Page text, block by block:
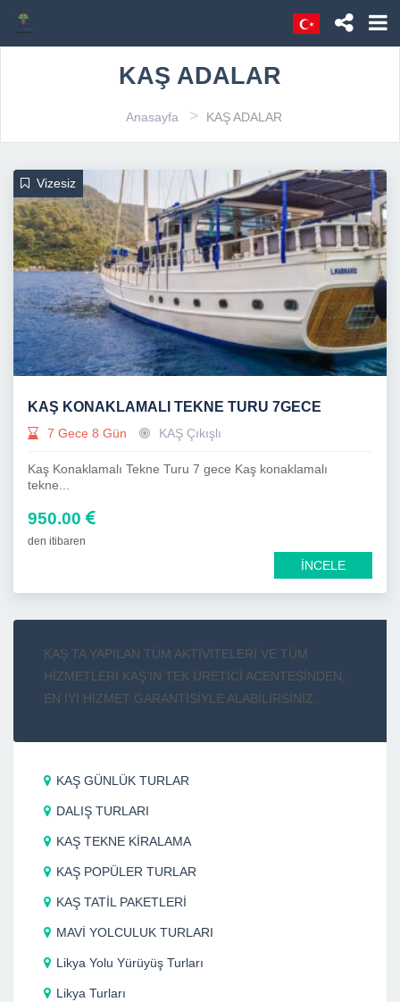
KAŞ ADALAR
Anasayfa > KAŞ ADALAR
Vizesiz
KAŞ KONAKLAMALI TEKNE TURU 7GECE
7 Gece 8 Gün KAŞ Çıkışlı
Kaş Konaklamalı Tekne Turu 7 gece Kaş konaklamalı
tekne...
950.00
den itibaren
İNCELE
KAŞ TA YAPILAN TÜM AKTİVİTELERİ VE TÜM
HİZMETLERİ KAŞ’IN TEK ÜRETİCİ ACENTESİNDEN,
EN İYİ HİZMET GARANTİSİYLE ALABİLİRSİNİZ.
KAŞ GÜNLÜK TURLAR
DALIŞ TURLARI
KAŞ TEKNE KİRALAMA
KAŞ POPÜLER TURLAR
KAŞ TATİL PAKETLERİ
MAVİ YOLCULUK TURLARI
Likya Yolu Yürüyüş Turları
Likya Turları